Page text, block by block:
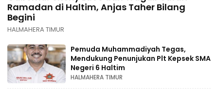
Ramadan di Haltim, Anjas Taher Bilang
Begini
HALMAHERA TIMUR
Pemuda Muhammadiyah Tegas,
Mendukung Penunjukan Plt Kepsek SMA
Negeri 6 Haltim
HALMAHERA TIMUR